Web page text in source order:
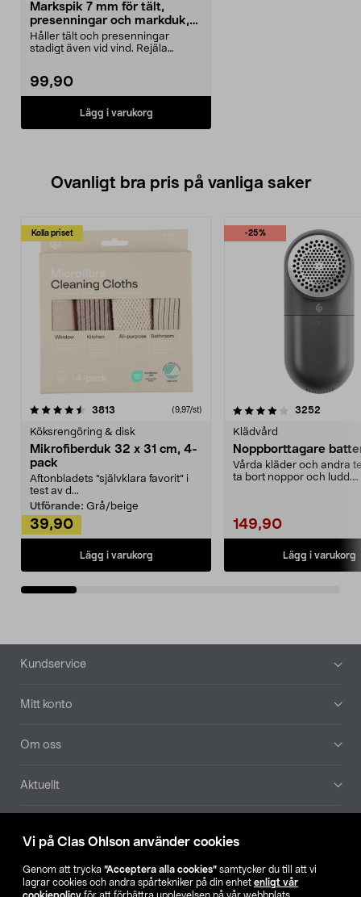
Vi på Clas Ohlson använder cookies
Genom att trycka ”Acceptera alla cookies” samtycker du till att vi
lagrar cookies och andra spårtekniker på din enhet enligt vår
Markspik 7 mm för tält,
presenningar och markduk,
10-pack
Håller tält och presenningar
stadigt även vid vind. Rejäla
99,90
Lägg i varukorg
Ovanligt bra pris på vanliga saker
Kolla priset
3813 (9,97/st)
Köksrengöring & disk
Mikrofiberduk 32 x 31 cm, 4-
pack
Aftonbladets "självklara favorit” i
test av d...
Utförande: Grå/beige
39,90
Lägg i varukorg
-25%
4.0av 5 stjärnor 3252
Klädvård
Noppborttagare
Vårda kläder och andra
ta bort noppor och ludd.
149,90
Lägg i varukorg
4.5av 5 stjärnor
Sidfot
Kundservice
Mitt konto
Om oss
Aktuellt
Hitta butik